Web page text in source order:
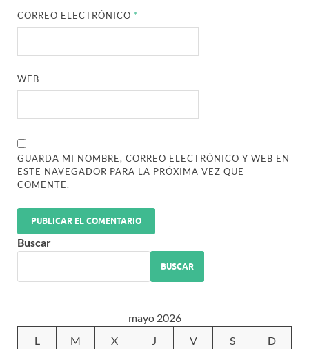
CORREO ELECTRÓNICO *
WEB
GUARDA MI NOMBRE, CORREO ELECTRÓNICO Y WEB EN
ESTE NAVEGADOR PARA LA PRÓXIMA VEZ QUE
COMENTE.
Buscar
BUSCAR
mayo 2026
L
M X J V S D